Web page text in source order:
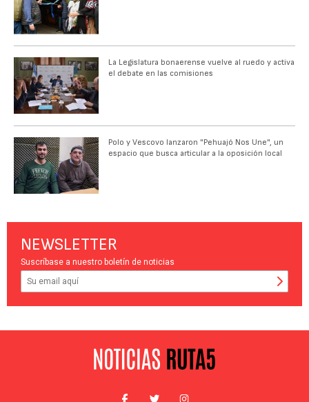
La Legislatura bonaerense vuelve al ruedo y activa
el debate en las comisiones
Polo y Vescovo lanzaron "Pehuajó Nos Une", un
espacio que busca articular a la oposición local
NEWSLETTER
Suscríbase a nuestro boletín de noticias